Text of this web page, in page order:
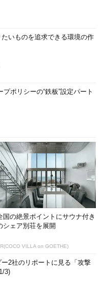
たいものを追求できる環境の作
ポリシーの“鉄板”設定パート
国の絶景ポイントにサウナ付き
シェア別荘を展開
VILLA on GOETHE)
2社のリポートに見る「攻撃
3)